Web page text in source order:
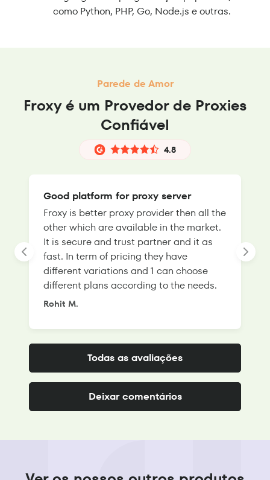
como Python, PHP, Go, Node.js e outras.
Parede de Amor
Froxy é um Provedor de Proxies
Confiável
4.8
Good platform for proxy server
Froxy is better proxy provider then all the
other which are available in the market.
It is secure and trust partner and it as
fast. In term of pricing they have
different variations and 1 can choose
different plans according to the needs.
Rohit M.
Todas as avaliações
Deixar comentários